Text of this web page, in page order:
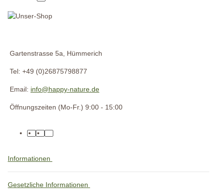
Gartenstrasse 5a, Hümmerich
Tel: +49 (0)26875798877
Email: info@happy-nature.de
Öffnungszeiten (Mo-Fr.) 9:00 - 15:00
Informationen
Gesetzliche Informationen